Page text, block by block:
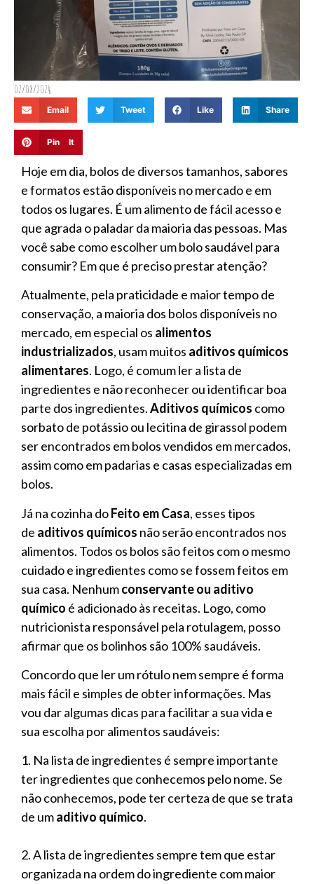
02/08/2024
Email Tweet Like Share
Pin It
Hoje em dia, bolos de diversos tamanhos, sabores
e formatos estão disponíveis no mercado e em
todos os lugares. É um alimento de fácil acesso e
que agrada o paladar da maioria das pessoas. Mas
você sabe como escolher um bolo saudável para
consumir? Em que é preciso prestar atenção?
Atualmente, pela praticidade e maior tempo de
conservação, a maioria dos bolos disponíveis no
mercado, em especial os alimentos
industrializados, usam muitos aditivos químicos
alimentares. Logo, é comum ler a lista de
ingredientes e não reconhecer ou identificar boa
parte dos ingredientes.Aditivos químicos como
sorbato de potássio ou lecitina de girassol podem
ser encontrados em bolos vendidos em mercados,
assim como em padarias e casas especializadas em
bolos.
Já na cozinha doFeito em Casa, esses tipos
de aditivos químicos não serão encontrados nos
alimentos. Todos os bolos são feitos com o mesmo
cuidado e ingredientes como se fossem feitos em
sua casa. Nenhumconservante ou aditivo
químico é adicionado às receitas. Logo, como
nutricionista responsável pela rotulagem, posso
afirmar que os bolinhos são 100% saudáveis.
Concordo que ler um rótulo nem sempre é forma
mais fácil e simples de obter informações. Mas
vou dar algumas dicas para facilitar a sua vida e
sua escolha por alimentos saudáveis:
1. Na lista de ingredientes é sempre importante
ter ingredientes que conhecemos pelo nome. Se
não conhecemos, pode ter certeza de que se trata
de umaditivo químico.
2. A lista de ingredientes sempre tem que estar
organizada na ordem do ingrediente com maior